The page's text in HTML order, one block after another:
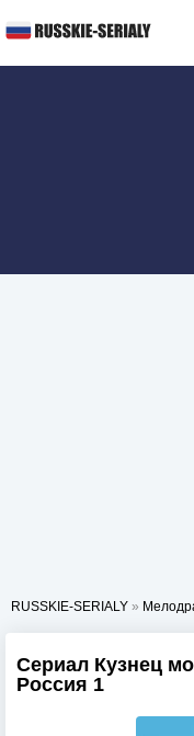
RUSSKIE-SERIALY »
Сериал Кузнец
Россия 1